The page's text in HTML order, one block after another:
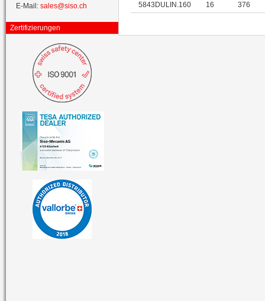
E-Mail: sales@siso.ch
Zertifizierungen
5843DULIN.160
16 376